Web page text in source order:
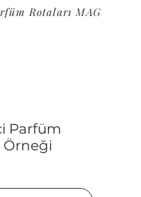
Rotaları MAG
Parfüm
Örneği